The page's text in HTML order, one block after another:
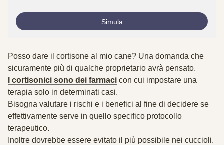
Simula
Posso dare il cortisone al mio cane? Una domanda che
sicuramente più di qualche proprietario avrà pensato.
I cortisonici sono dei farmaci con cui impostare una
terapia solo in determinati casi.
Bisogna valutare i rischi e i benefici al fine di decidere se
effettivamente serve in quello specifico protocollo
terapeutico.
Inoltre dovrebbe essere evitato il più possibile nei cuccioli.